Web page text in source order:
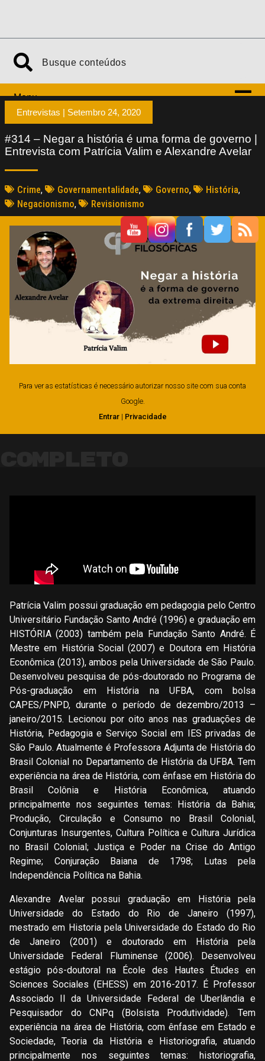
Menu
Entrevistas | Setembro 24, 2020
#314 – Negar a história é uma forma de governo |
Entrevista com Patrícia Valim e Alexandre Avelar
Crime, Governamentalidade, Governo, História,
Negacionismo, Revisionismo
Para ver as estatísticas é necessário autorizar nosso site com sua conta
Google.
Entrar| Privacidade
Patrícia Valim possui graduação em pedagogia pelo Centro
Universitário Fundação Santo André (1996) e graduação em
HISTÓRIA (2003) também pela Fundação Santo André. É
Mestre em História Social (2007) e Doutora em História
Econômica (2013), ambos pela Universidade de São Paulo.
Desenvolveu pesquisa de pós-doutorado no Programa de
Pós-graduação em História na UFBA, com bolsa
CAPES/PNPD, durante o período de dezembro/2013 –
janeiro/2015. Lecionou por oito anos nas graduações de
História, Pedagogia e Serviço Social em IES privadas de
São Paulo. Atualmente é Professora Adjunta de História do
Brasil Colonial no Departamento de História da UFBA. Tem
experiência na área de História, com ênfase em História do
Brasil Colônia e História Econômica, atuando
principalmente nos seguintes temas: História da Bahia;
Produção, Circulação e Consumo no Brasil Colonial,
Conjunturas Insurgentes, Cultura Política e Cultura Jurídica
no Brasil Colonial; Justiça e Poder na Crise do Antigo
Regime; Conjuração Baiana de 1798; Lutas pela
Independência Política na Bahia.
Alexandre Avelar possui graduação em História pela
Universidade do Estado do Rio de Janeiro (1997),
mestrado em Historia pela Universidade do Estado do Rio
de Janeiro (2001) e doutorado em História pela
Universidade Federal Fluminense (2006). Desenvolveu
estágio pós-doutoral na École des Hautes Études en
Sciences Sociales (EHESS) em 2016-2017. É Professor
Associado II da Universidade Federal de Uberlândia e
Pesquisador do CNPq (Bolsista Produtividade). Tem
experiência na área de História, com ênfase em Estado e
Sociedade, Teoria da História e Historiografia, atuando
principalmente nos seguintes temas: historiografia,